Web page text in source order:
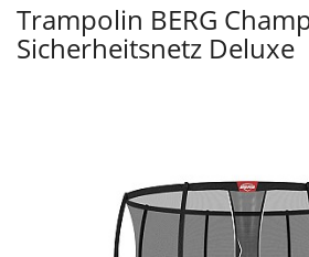
Trampolin BERG
Sicherheitsnetz Deluxe